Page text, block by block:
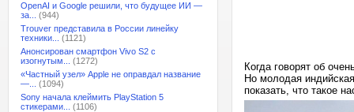
OpenAI и Google решили, что будущее ИИ —
за...
(944)
Trouver представила в России линейку
техники...
(1121)
Анонсирован смартфон Vivo S2 с
изогнутым...
(1272)
«Частный узел» Apple не оправдал название
—...
(1094)
Sony начала клеймить PlayStation 5
стикерами...
(1106)
Когда говорят об
Но молодая
показать, что такое